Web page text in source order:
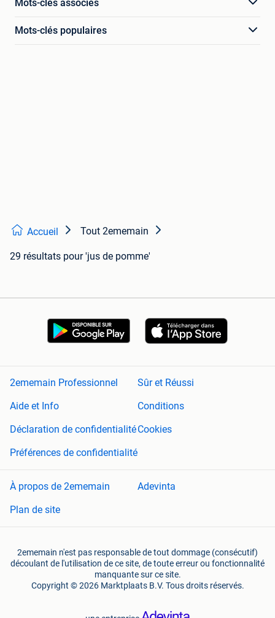
Mots-clés associés
Mots-clés populaires
Accueil Tout 2ememain
29 résultats pour 'jus de pomme'
2ememain Professionnel
Sûr et Réussi
Aide et Info
Conditions
Déclaration de confidentialitéCookies
Préférences de confidentialité
À propos de 2ememain
Adevinta
Plan de site
2ememain n'est pas responsable de tout dommage (consécutif)
découlant de l'utilisation de ce site, de toute erreur ou fonctionnalité
manquante sur ce site.
Copyright © 2026 Marktplaats B.V. Tous droits réservés.